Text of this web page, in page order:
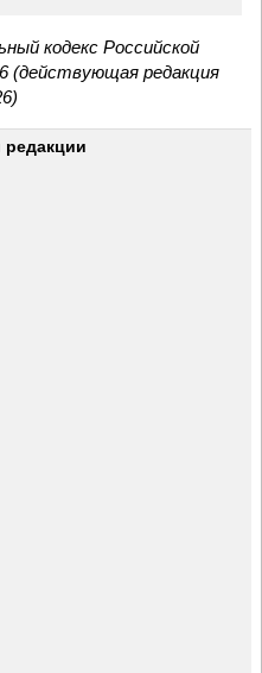
кодекс Российской
(действующая редакция